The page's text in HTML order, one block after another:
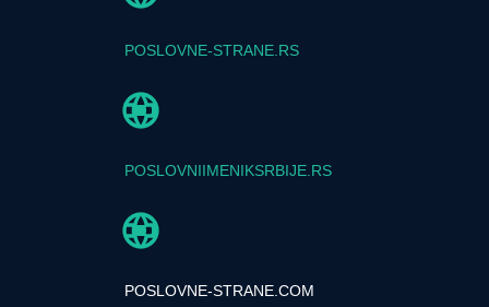
POSLOVNE-STRANE.RS
POSLOVNIIMENIKSRBIJE.RS
POSLOVNE-STRANE.COM